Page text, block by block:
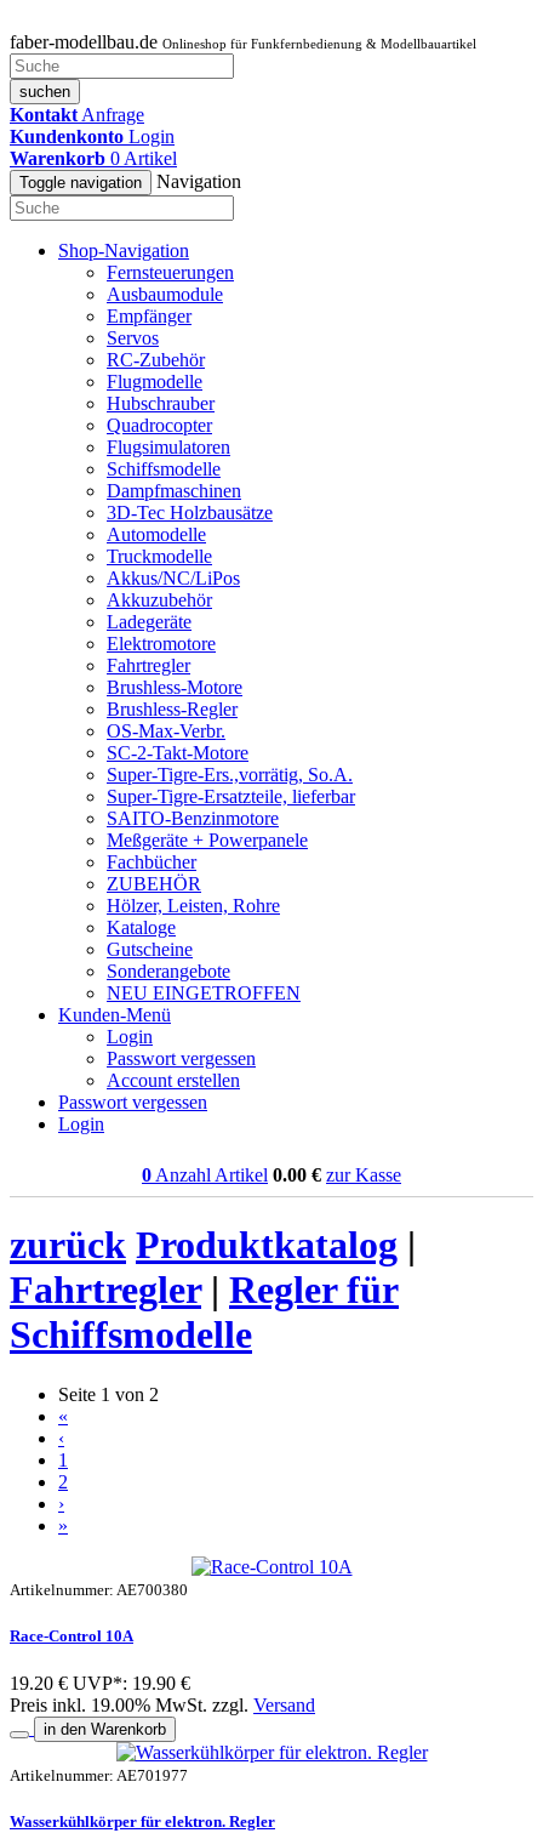
faber-modellbau.de Onlineshop für Funkfernbedienung & Modellbauartikel
suchen
Kontakt Anfrage
Kundenkonto Login
Warenkorb 0 Artikel
Toggle navigation Navigation
Shop-Navigation
Fernsteuerungen
Ausbaumodule
Empfänger
Servos
RC-Zubehör
Flugmodelle
Hubschrauber
Quadrocopter
Flugsimulatoren
Schiffsmodelle
Dampfmaschinen
3D-Tec Holzbausätze
Automodelle
Truckmodelle
Akkus/NC/LiPos
Akkuzubehör
Ladegeräte
Elektromotore
Fahrtregler
Brushless-Motore
Brushless-Regler
OS-Max-Verbr.
SC-2-Takt-Motore
Super-Tigre-Ers.,vorrätig, So.A.
Super-Tigre-Ersatzteile, lieferbar
SAITO-Benzinmotore
Meßgeräte + Powerpanele
Fachbücher
ZUBEHÖR
Hölzer, Leisten, Rohre
Kataloge
Gutscheine
Sonderangebote
NEU EINGETROFFEN
Kunden-Menü
Login
Passwort vergessen
Account erstellen
Passwort vergessen
Login
0 Anzahl Artikel 0.00 € zur Kasse
zurück Produktkatalog |
Fahrtregler| Regler für
Schiffsmodelle
Seite 1 von 2
«
‹
1
2
›
»
Artikelnummer: AE700380
Race-Control 10A
19.20 € UVP*: 19.90 €
Preis inkl. 19.00% MwSt. zzgl. Versand
in den Warenkorb
Artikelnummer: AE701977
Wasserkühlkörper für elektron. Regler